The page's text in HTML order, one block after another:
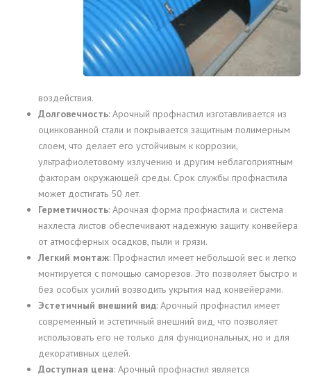
воздействия.
Долговечность: Арочный профнастил изготавливается из
оцинкованной стали и покрывается защитным полимерным
слоем, что делает его устойчивым к коррозии,
ультрафиолетовому излучению и другим неблагоприятным
факторам окружающей среды. Срок службы профнастила
может достигать 50 лет.
Герметичность: Арочная форма профнастила и система
нахлеста листов обеспечивают надежную защиту конвейера
от атмосферных осадков, пыли и грязи.
Легкий монтаж: Профнастил имеет небольшой вес и легко
монтируется с помощью саморезов. Это позволяет быстро и
без особых усилий возводить укрытия над конвейерами.
Эстетичный внешний вид: Арочный профнастил имеет
современный и эстетичный внешний вид, что позволяет
использовать его не только для функциональных, но и для
декоративных целей.
Доступная цена: Арочный профнастил является